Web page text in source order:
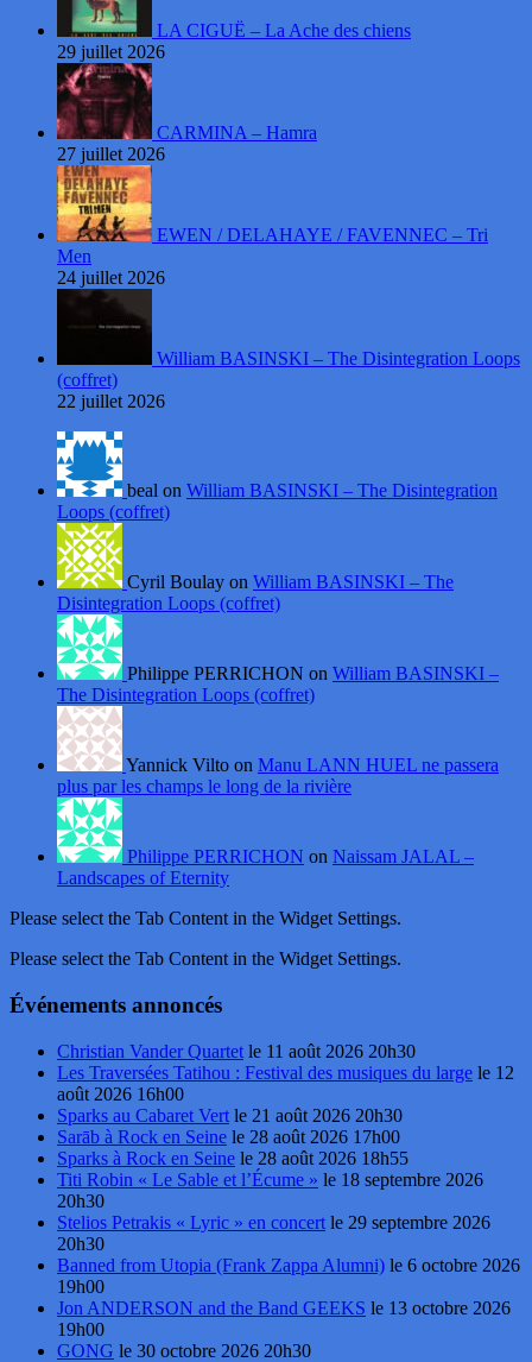
LA CIGUË – La Ache des chiens
29 juillet 2026
CARMINA – Hamra
27 juillet 2026
EWEN / DELAHAYE / FAVENNEC – Tri
Men
24 juillet 2026
William BASINSKI – The Disintegration Loops
(coffret)
22 juillet 2026
beal on William BASINSKI – The Disintegration
Loops (coffret)
Cyril Boulay on William BASINSKI – The
Disintegration Loops (coffret)
Philippe PERRICHON on William BASINSKI –
The Disintegration Loops (coffret)
Yannick Vilto on Manu LANN HUEL ne passera
plus par les champs le long de la rivière
Philippe PERRICHON on Naissam JALAL –
Landscapes of Eternity
Please select the Tab Content in the Widget Settings.
Please select the Tab Content in the Widget Settings.
Événements annoncés
Christian Vander Quartet le 11 août 2026 20h30
Les Traversées Tatihou : Festival des musiques du large le 12
août 2026 16h00
Sparks au Cabaret Vert le 21 août 2026 20h30
Sarāb à Rock en Seine le 28 août 2026 17h00
Sparks à Rock en Seine le 28 août 2026 18h55
Titi Robin « Le Sable et l’Écume » le 18 septembre 2026
20h30
Stelios Petrakis « Lyric » en concert le 29 septembre 2026
20h30
Banned from Utopia (Frank Zappa Alumni) le 6 octobre 2026
19h00
Jon ANDERSON and the Band GEEKS le 13 octobre 2026
19h00
GONG le 30 octobre 2026 20h30